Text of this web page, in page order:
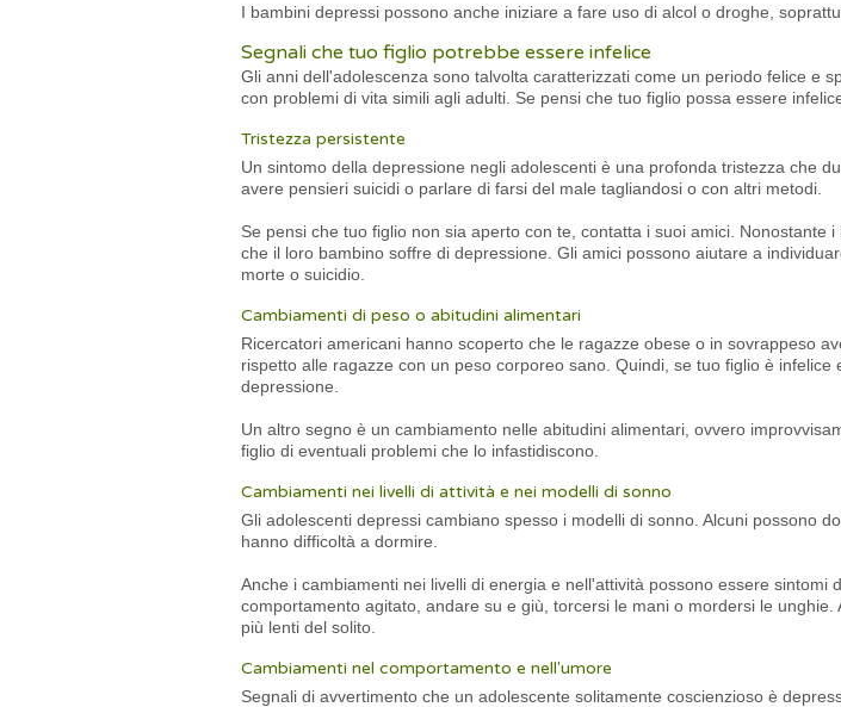
I bambini depressi possono anche iniziare a fare uso di alcol o droghe,
Segnali che tuo figlio potrebbe essere infelice
Gli anni dell'adolescenza sono talvolta caratterizzati come un periodo felice e
con problemi di vita simili agli adulti. Se pensi che tuo figlio possa essere
Tristezza persistente
Un sintomo della depressione negli adolescenti è una profonda tristezza che
avere pensieri suicidi o parlare di farsi del male tagliandosi o con altri metodi.
Se pensi che tuo figlio non sia aperto con te, contatta i suoi amici.
che il loro bambino soffre di depressione. Gli amici possono aiutare a
morte o suicidio.
Cambiamenti di peso o abitudini alimentari
Ricercatori americani hanno scoperto che le ragazze obese o in sovrappeso
rispetto alle ragazze con un peso corporeo sano. Quindi, se tuo figlio è
depressione.
Un altro segno è un cambiamento nelle abitudini alimentari, ovvero
figlio di eventuali problemi che lo infastidiscono.
Cambiamenti nei livelli di attività e nei modelli di sonno
Gli adolescenti depressi cambiano spesso i modelli di sonno. Alcuni possono
hanno difficoltà a dormire.
Anche i cambiamenti nei livelli di energia e nell'attività possono essere
comportamento agitato, andare su e giù, torcersi le mani o mordersi le
più lenti del solito.
Cambiamenti nel comportamento e nell'umore
Segnali di avvertimento che un adolescente solitamente coscienzioso è